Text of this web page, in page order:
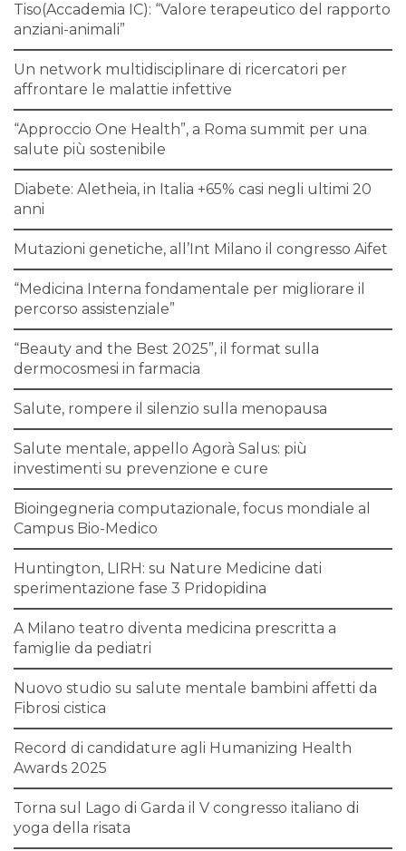
Tiso(Accademia IC): “Valore terapeutico del rapporto
anziani-animali”
Un network multidisciplinare di ricercatori per
affrontare le malattie infettive
“Approccio One Health”, a Roma summit per una
salute più sostenibile
Diabete: Aletheia, in Italia +65% casi negli ultimi 20
anni
Mutazioni genetiche, all’Int Milano il congresso Aifet
“Medicina Interna fondamentale per migliorare il
percorso assistenziale”
“Beauty and the Best 2025”, il format sulla
dermocosmesi in farmacia
Salute, rompere il silenzio sulla menopausa
Salute mentale, appello Agorà Salus: più
investimenti su prevenzione e cure
Bioingegneria computazionale, focus mondiale al
Campus Bio-Medico
Huntington, LIRH: su Nature Medicine dati
sperimentazione fase 3 Pridopidina
A Milano teatro diventa medicina prescritta a
famiglie da pediatri
Nuovo studio su salute mentale bambini affetti da
Fibrosi cistica
Record di candidature agli Humanizing Health
Awards 2025
Torna sul Lago di Garda il V congresso italiano di
yoga della risata